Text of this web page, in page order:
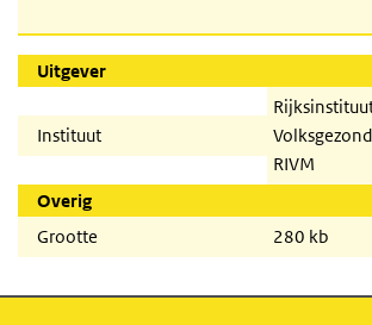
Uitgever
Instituut
RIVM
Overig
Grootte
280 kb